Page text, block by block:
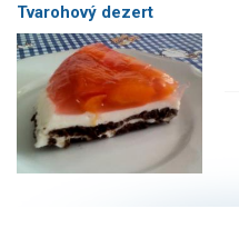
Tvarohový dezert